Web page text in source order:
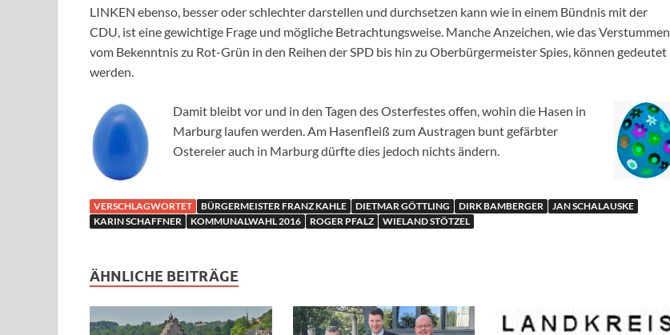
LINKEN ebenso, besser oder schlechter darstellen und durchsetzen kann wie in einem Bündnis mit der
CDU, ist eine gewichtige Frage und mögliche Betrachtungsweise. Manche Anzeichen, wie das Verstummen
vom Bekenntnis zu Rot-Grün in den Reihen der SPD bis hin zu Oberbürgermeister Spies, können gedeutet
werden.
Damit bleibt vor und in den Tagen des Osterfestes offen, wohin die Hasen in
Marburg laufen werden. Am Hasenfleiß zum Austragen bunt gefärbter
Ostereier auch in Marburg dürfte dies jedoch nichts ändern.
VERSCHLAGWORTET BÜRGERMEISTER FRANZ KAHLE DIETMAR GÖTTLING DIRK BAMBERGER
JAN SCHALAUSKE
KARIN SCHAFFNER
KOMMUNALWAHL 2016 ROGER PFALZ WIELAND STÖTZEL
ÄHNLICHE BEITRÄGE